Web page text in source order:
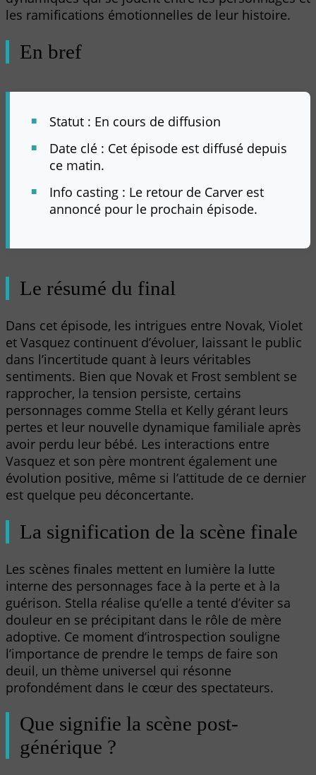
les ramifications émotionnelles de leur histoire.
En bref
Statut : En cours de diffusion
Date clé : Cet épisode est diffusé depuis
ce matin.
Info casting : Le retour de Carver est
annoncé pour le prochain épisode.
Le résumé du final
Dans cet épisode, les intrigues entre Novak, Violet
et Vasquez continuent d’évoluer, laissant le public
dans l’incertitude quant à leurs véritables
sentiments. Bien que Novak et Frost semblent se
rapprocher, la tension persiste, certains
personnages comme Stella et Kelly gérant leurs
pertes et leur nouvelle dynamique familiale après
avoir perdu leur bébé. Les interactions entre
Vasquez et son père montrent également une
évolution positive, même si l’attitude de ce dernier
est quelque peu déconcertante.
La signification de la scène finale
Les scènes finales mettent en lumière la lutte
interne des personnages face à la perte et à la
guérison. Stella réalise qu’elle a tenté d’éviter sa
douleur en se précipitant dans le rôle de mère
adoptive. Ce moment d’introspection souligne
l’importance de prendre le temps de faire son
deuil, un thème universel qui résonne
profondément dans le cœur des spectateurs.
Que signifie la scène post-
générique ?